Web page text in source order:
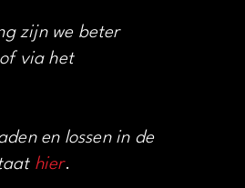
zijn we beter
via het
en lossen in de
hier.